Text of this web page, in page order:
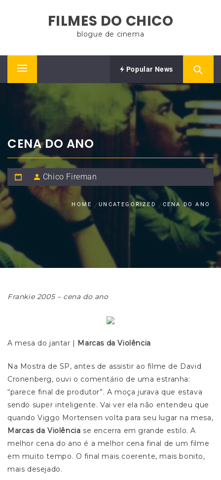
FILMES DO CHICO
blogue de cinema
Primary
Menu
Popular News
CENA DO ANO
Chico Fireman
HOME UNCATEGORIZED CENA DO ANO
Frankie 2005 – cena do ano
A mesa do jantar | Marcas da Violência
Na Mostra de SP, antes de assistir ao filme de David
Cronenberg, ouvi o comentário de uma estranha:
“parece final de produtor”. A moça jurava que estava
sendo super inteligente. Vai ver ela não entendeu que
quando Viggo Mortensen volta para seu lugar na mesa,
Marcas da Violência se encerra em grande estilo. A
melhor cena do ano é a melhor cena final de um filme
em muito tempo. O final mais coerente, mais bonito,
mais desejado.